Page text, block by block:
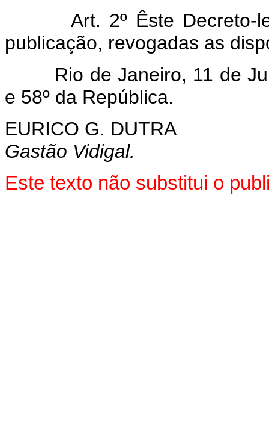
Art. 2º Êste
publicação, revogadas as
Rio de Janeiro, 11 de
e 58º da República.
EURICO G. DUTRA
Gastão Vidigal.
Este texto não substitui o